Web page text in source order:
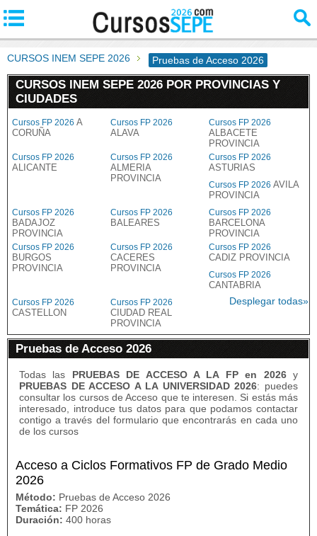
CURSOS INEM SEPE 2026 Pruebas de Acceso 2026
CURSOS INEM SEPE 2026 POR PROVINCIAS Y
CIUDADES
Cursos FP 2026 A
CORUÑA
Cursos FP 2026
ALAVA
Cursos FP 2026
ALBACETE
PROVINCIA
Cursos FP 2026
ALICANTE
Cursos FP 2026
ALMERIA
PROVINCIA
Cursos FP 2026
ASTURIAS
Cursos FP 2026 AVILA
PROVINCIA
Cursos FP 2026
BADAJOZ
PROVINCIA
Cursos FP 2026
BALEARES
Cursos FP 2026
BARCELONA
PROVINCIA
Cursos FP 2026
BURGOS
PROVINCIA
Cursos FP 2026
CACERES
PROVINCIA
Cursos FP 2026
CADIZ PROVINCIA
Cursos FP 2026
CANTABRIA
Cursos FP 2026
CASTELLON
Cursos FP 2026
CIUDAD REAL
PROVINCIA
Desplegar todas»
Pruebas de Acceso 2026
Todas las PRUEBAS DE ACCESO A LA FP en 2026y
PRUEBAS DE ACCESO A LA UNIVERSIDAD 2026: puedes
consultar los cursos de Acceso que te interesen. Si estás más
interesado, introduce tus datos para que podamos contactar
contigo a través del formularioque encontrarás en cada uno
de los cursos
Acceso a Ciclos Formativos FP de Grado Medio
2026
Método: Pruebas de Acceso 2026
Temática: FP 2026
Duración: 400 horas